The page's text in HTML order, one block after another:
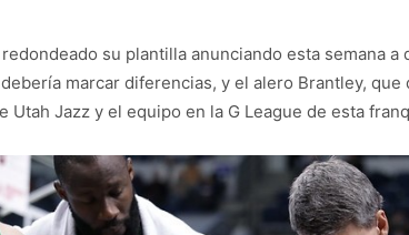
redondeado su plantilla anunciando esta semana a
marcar diferencias, y el alero Brantley,
Utah Jazz y el equipo en la G League de esta